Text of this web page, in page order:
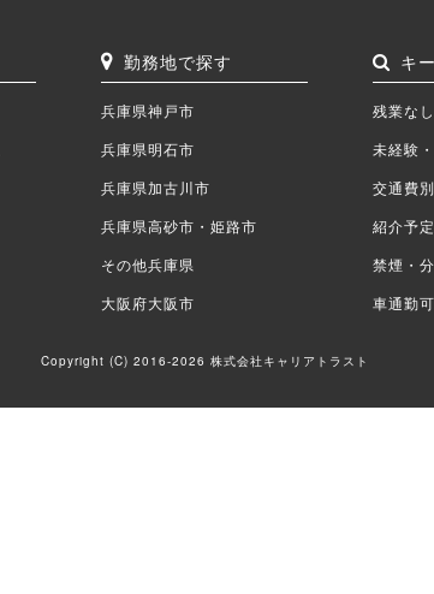
勤務地で探す
兵庫県神戸市
兵庫県明石市
兵庫県加古川市
兵庫県高砂市・姫路市
その他兵庫県
大阪府大阪市
キ
残業なし
未経験
交通費
紹介予
禁煙・
車通勤可
Copyright (C) 2016-2026 株式会社キャリアトラスト